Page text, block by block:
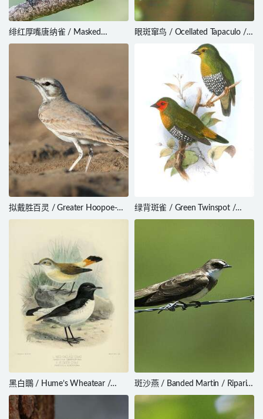
绯红厚嘴唐纳雀 / Masked
Crimson Tanager / Ramphocelus
眼斑窜鸟 / Ocellated Tapaculo /
Acropternis orthonyx
拟戴胜百灵 / Greater Hoopoe-
Lark / Alaemon alaudipes
绿背斑雀 / Green Twinspot /
Mandingoa nitidula
黑白䳭 / Hume’s Wheatear /
Oenanthe albonigra
斑沙燕 / Banded Martin / Riparia
cincta